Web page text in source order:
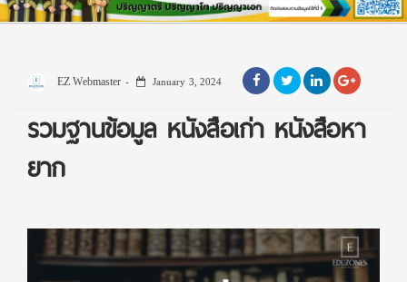
EZ Webmaster January 3, 2024
รวมฐานข้อมูล หนังสือเก่า หนังสือหา
ยาก